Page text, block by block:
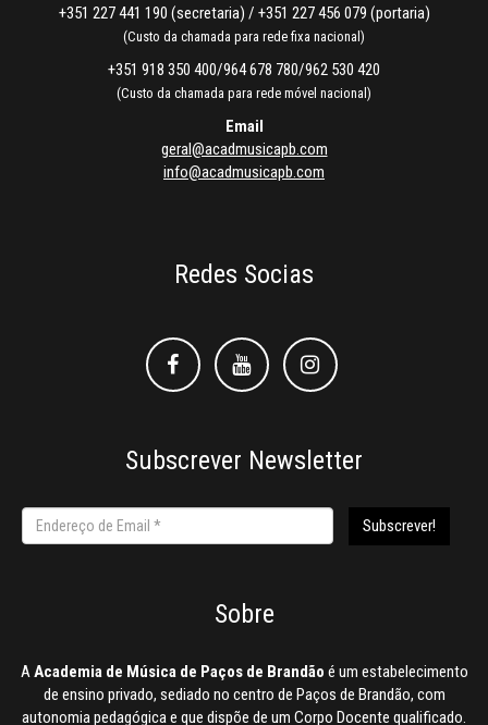
+351 227 441 190 (secretaria) / +351 227 456 079 (portaria)
(Custo da chamada para rede fixa nacional)
+351 918 350 400/964 678 780/962 530 420
(Custo da chamada para rede móvel nacional)
Email
geral@acadmusicapb.com
info@acadmusicapb.com
Redes Socias
FacebookFacebookInstagram
Subscrever Newsletter
Sobre
AAcademia de Música de Paços de Brandão é um estabelecimento
de ensino privado, sediado no centro de Paços de Brandão, com
autonomia pedagógica e que dispõe de um Corpo Docente qualificado.